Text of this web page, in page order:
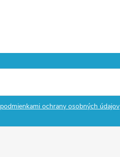
podmienkami ochrany osobných údajov